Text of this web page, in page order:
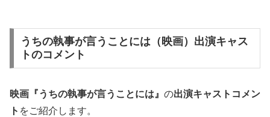
うちの執事が言うことには（映画）出演キャス
トのコメント
映画『うちの執事が言うことには』 の出演キャストコメン
ト をご紹介します。